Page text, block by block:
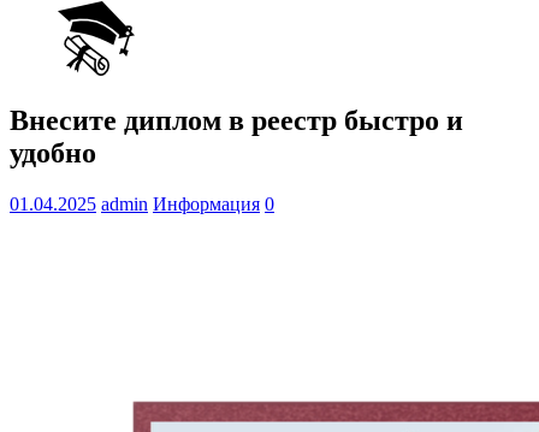
Внесите диплом в реестр быстро и
удобно
01.04.2025 admin Информация 0